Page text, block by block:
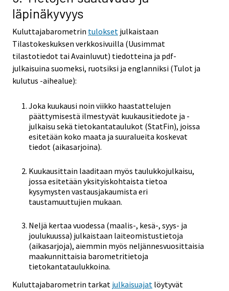
läpinäkyvyys
Kuluttajabarometrin tulokset julkaistaan
Tilastokeskuksen verkkosivuilla (Uusimmat
tilastotiedot tai Avainluvut) tiedotteina ja pdf-
julkaisuina suomeksi, ruotsiksi ja englanniksi (Tulot ja
kulutus -aihealue):
Joka kuukausi noin viikko haastattelujen
päättymisestä ilmestyvät kuukausitiedote ja -
julkaisu sekä tietokantataulukot (StatFin), joissa
esitetään koko maata ja suuralueita koskevat
tiedot (aikasarjoina).
Kuukausittain laaditaan myös taulukkojulkaisu,
jossa esitetään yksityiskohtaista tietoa
kysymysten vastausjakaumista eri
taustamuuttujien mukaan.
Neljä kertaa vuodessa (maalis-, kesä-, syys- ja
joulukuussa) julkaistaan laiteomistustietoja
(aikasarjoja), aiemmin myös neljännesvuosittaisia
maakunnittaisia barometritietoja
tietokantataulukkoina.
Kuluttajabarometrin tarkat julkaisuajat löytyvät